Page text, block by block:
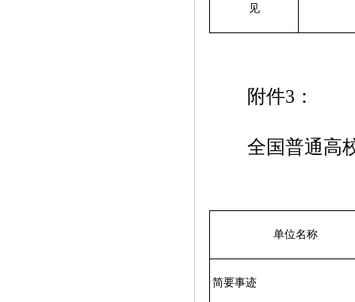
见
附件3：
全国普通高校
单位名称
简要事迹